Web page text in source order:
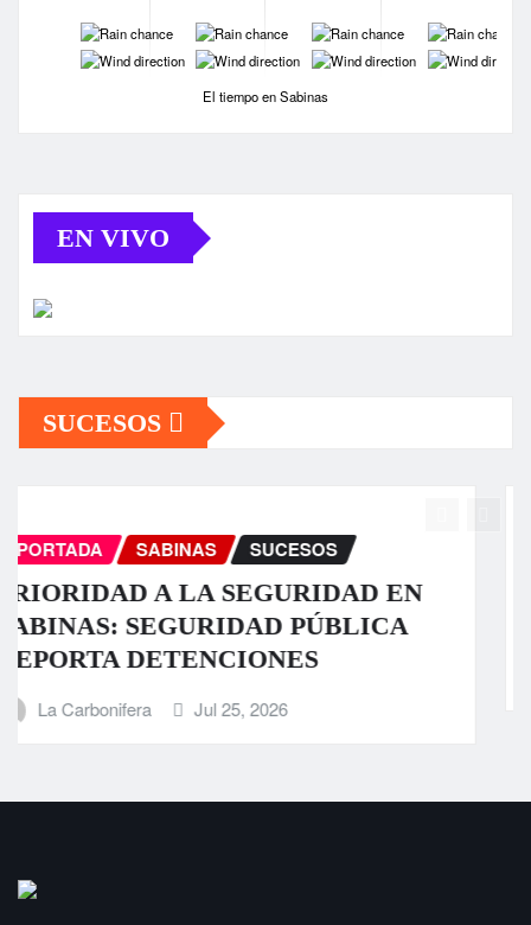
-
-
-
-
-
-
-
-
El tiempo en Sabinas
EN VIVO
SUCESOS
PORTADA SABINAS SUCESOS
Fuerte tromba causa daños en algunos
sectores de Sabinas
La Carbonifera Jul 23, 2026